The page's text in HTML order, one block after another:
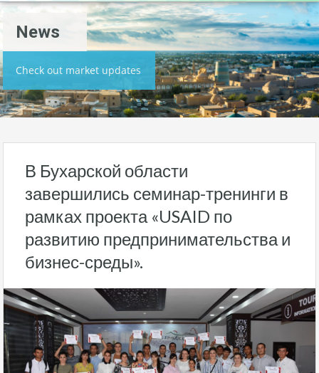
News
Check out market updates
В Бухарской области
завершились семинар-тренинги в
рамках проекта «USAID по
развитию предпринимательства и
бизнес-среды».